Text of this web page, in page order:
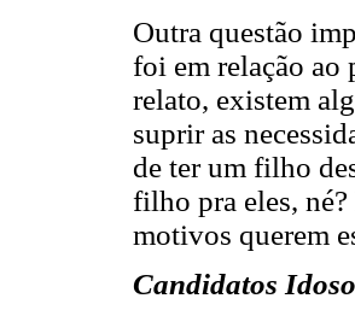
Outra questão
foi em relação ao
relato, existem
suprir as
de ter um filho
filho pra eles, né?
motivos querem
Candidatos